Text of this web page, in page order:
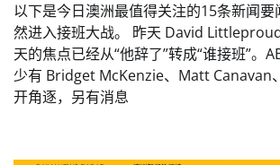
以下是今日澳洲最值得关注的15条新闻要
然进入接班大战。 昨天 David
天的焦点已经从“他辞了”转成“谁接班”。
少有 Bridget McKenzie、Matt Canavan
开角逐，另有消息